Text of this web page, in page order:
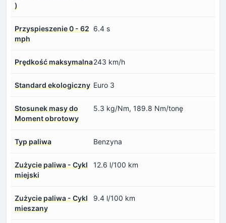
)
Przyspieszenie 0 - 62
mph
6.4 s
Prędkość maksymalna243 km/h
Standard ekologiczny Euro 3
Stosunek masy do
Moment obrotowy
5.3 kg/Nm, 189.8 Nm/tonę
Typ paliwa Benzyna
Zużycie paliwa - Cykl
miejski
12.6 l/100 km
Zużycie paliwa - Cykl
mieszany
9.4 l/100 km